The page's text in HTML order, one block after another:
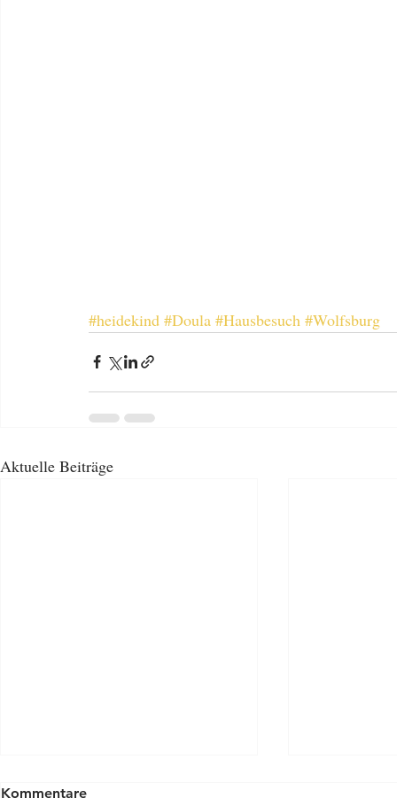
#heidekind #Doula #Hausbesuch #Wolfsburg
Aktuelle Beiträge
Kommentare